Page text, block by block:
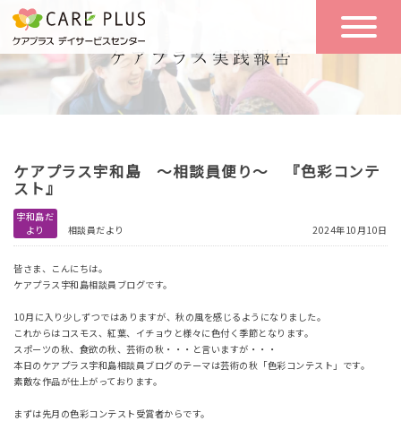
こんな方に
おすすめ
一日の流れ
一日体験
空き状況
実践報告
お問い合わせ
ケアプラス宇和島 ～相談員便り～ 『色彩コンテ
スト』
宇和島だ
より
相談員だより 2024年10月10日
皆さま、こんにちは。
ケアプラス宇和島相談員ブログです。
10月に入り少しずつではありますが、秋の風を感じるようになりました。
これからはコスモス、紅葉、イチョウと様々に色付く季節となります。
スポーツの秋、食欲の秋、芸術の秋・・・と言いますが・・・
本日のケアプラス宇和島相談員ブログのテーマは芸術の秋「色彩コンテスト」です。
素敵な作品が仕上がっております。
まずは先月の色彩コンテスト受賞者からです。